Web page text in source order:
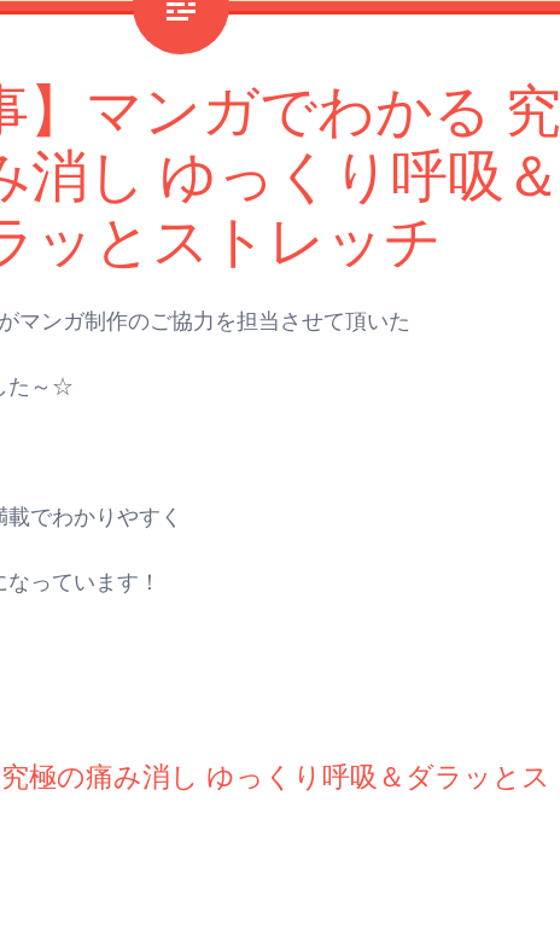
】マンガでわかる 究
消し ゆっくり呼吸＆
ッとストレッチ
マンガ制作のご協力を担当させて頂いた
た～☆
でわかりやすく
っています！
極の痛み消し ゆっくり呼吸＆ダラッとス